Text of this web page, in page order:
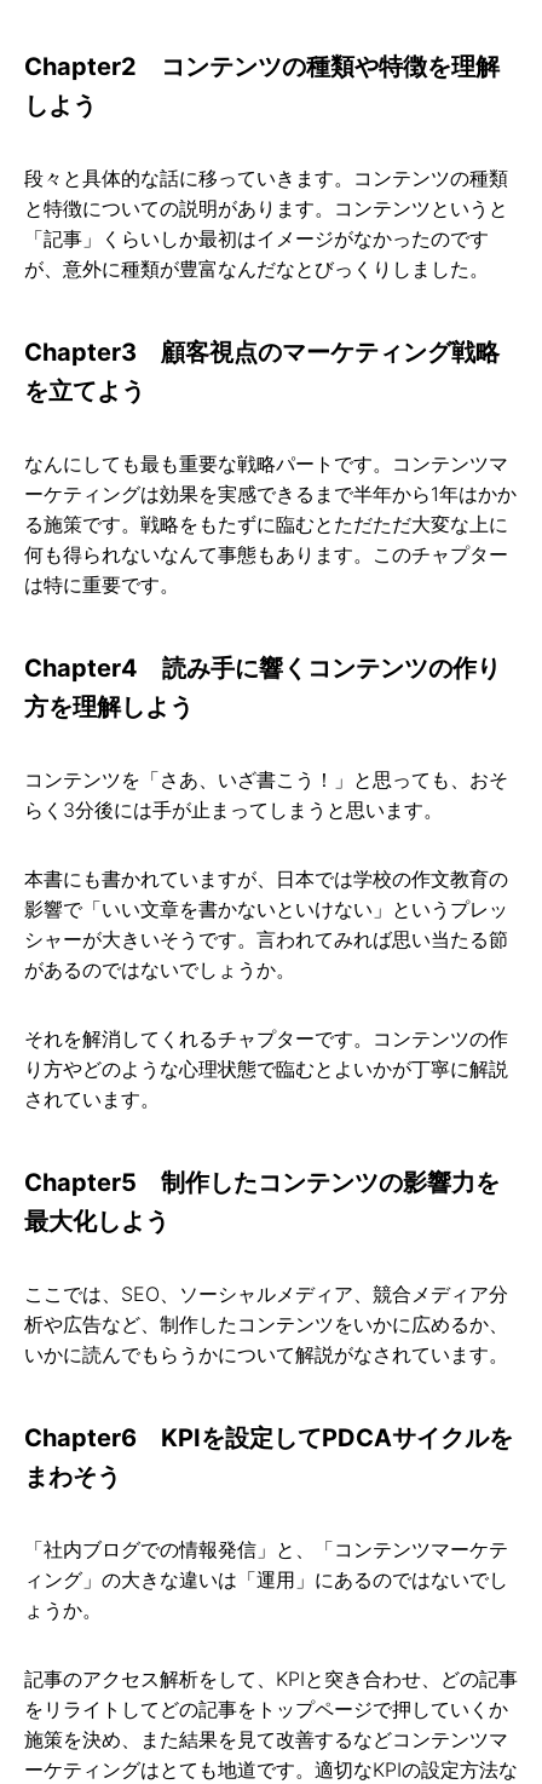
Chapter2 コンテンツの種類や特徴を理解
しよう
段々と具体的な話に移っていきます。コンテンツの種類
と特徴についての説明があります。コンテンツというと
「記事」くらいしか最初はイメージがなかったのです
が、意外に種類が豊富なんだなとびっくりしました。
Chapter3 顧客視点のマーケティング戦略
を立てよう
なんにしても最も重要な戦略パートです。コンテンツマ
ーケティングは効果を実感できるまで半年から1年はかか
る施策です。戦略をもたずに臨むとただただ大変な上に
何も得られないなんて事態もあります。このチャプター
は特に重要です。
Chapter4 読み手に響くコンテンツの作り
方を理解しよう
コンテンツを「さあ、いざ書こう！」と思っても、おそ
らく3分後には手が止まってしまうと思います。
本書にも書かれていますが、日本では学校の作文教育の
影響で「いい文章を書かないといけない」というプレッ
シャーが大きいそうです。言われてみれば思い当たる節
があるのではないでしょうか。
それを解消してくれるチャプターです。コンテンツの作
り方やどのような心理状態で臨むとよいかが丁寧に解説
されています。
Chapter5 制作したコンテンツの影響力を
最大化しよう
ここでは、SEO、ソーシャルメディア、競合メディア分
析や広告など、制作したコンテンツをいかに広めるか、
いかに読んでもらうかについて解説がなされています。
Chapter6 KPIを設定してPDCAサイクルを
まわそう
「社内ブログでの情報発信」と、「コンテンツマーケテ
ィング」の大きな違いは「運用」にあるのではないでし
ょうか。
記事のアクセス解析をして、KPIと突き合わせ、どの記事
をリライトしてどの記事をトップページで押していくか
施策を決め、また結果を見て改善するなどコンテンツマ
ーケティングはとても地道です。適切なKPIの設定方法な